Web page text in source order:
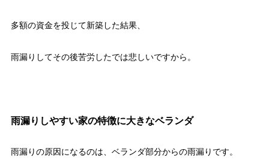
多額の資金を投じて新築した結果、
雨漏りしてその後苦労したでは悲しいですから。
雨漏りしやすい家の特徴に大きなベランダ
雨漏りの原因になるのは、ベランダ部分からの雨漏りです。